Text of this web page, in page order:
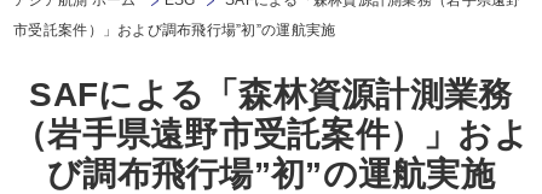
市受託案件）」および調布飛行場”初”の運航実施
SAFによる「森林資源計測業務
（岩手県遠野市受託案件）」およ
び調布飛行場”初”の運航実施